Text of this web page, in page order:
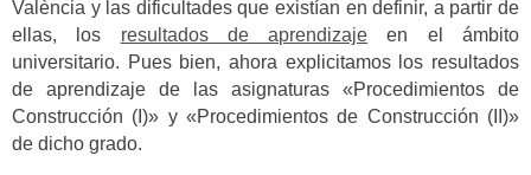
València y las dificultades que existían en definir, a partir de
ellas, los resultados de aprendizaje en el ámbito
universitario. Pues bien, ahora explicitamos los resultados
de aprendizaje de las asignaturas «Procedimientos de
Construcción (I)» y «Procedimientos de Construcción (II)»
de dicho grado.